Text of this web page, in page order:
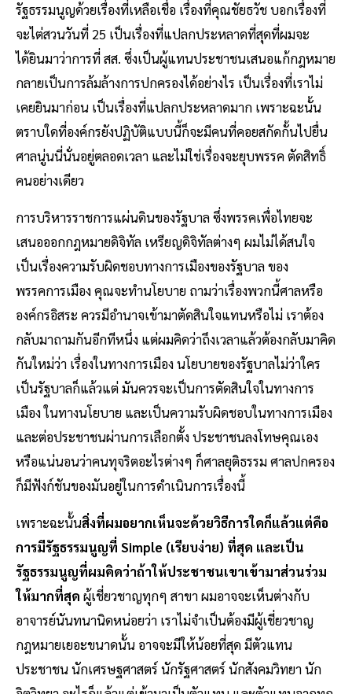
รัฐธรรมนูญด้วยเรื่องที่เหลือเชื่อ เรื่องที่คุณชัยธวัช บอกเรื่องที่
จะไต่สวนวันที่ 25 เป็นเรื่องที่แปลกประหลาดที่สุดที่ผมจะ
ได้ยินมาว่าการที่ สส. ซึ่งเป็นผู้แทนประชาชนเสนอแก้กฎหมาย
กลายเป็นการล้มล้างการปกครองได้อย่างไร เป็นเรื่องที่เราไม่
เคยยินมาก่อน เป็นเรื่องที่แปลกประหลาดมาก เพราะฉะนั้น
ตราบใดที่องค์กรยังปฏิบัติแบบนี้ก็จะมีคนที่คอยสกัดกั้นไปยื่น
ศาลนู่นนี่นั่นอยู่ตลอดเวลา และไม่ใช่เรื่องจะยุบพรรค ตัดสิทธิ์
คนอย่างเดียว
การบริหารราชการแผ่นดินของรัฐบาล ซึ่งพรรคเพื่อไทยจะ
เสนอออกกฎหมายดิจิทัล เหรียญดิจิทัลต่างๆ ผมไม่ได้สนใจ
เป็นเรื่องความรับผิดชอบทางการเมืองของรัฐบาล ของ
พรรคการเมือง คุณจะทำนโยบาย ถามว่าเรื่องพวกนี้ศาลหรือ
องค์กรอิสระ ควรมีอำนาจเข้ามาตัดสินใจแทนหรือไม่ เราต้อง
กลับมาถามกันอีกทีหนึ่ง แต่ผมคิดว่าถึงเวลาแล้วต้องกลับมาคิด
กันใหม่ว่า เรื่องในทางการเมือง นโยบายของรัฐบาลไม่ว่าใคร
เป็นรัฐบาลก็แล้วแต่ มันควรจะเป็นการตัดสินใจในทางการ
เมือง ในทางนโยบาย และเป็นความรับผิดชอบในทางการเมือง
และต่อประชาชนผ่านการเลือกตั้ง ประชาชนลงโทษคุณเอง
หรือแน่นอนว่าคนทุจริตอะไรต่างๆ ก็ศาลยุติธรรม ศาลปกครอง
ก็มีฟังก์ชันของมันอยู่ในการดำเนินการเรื่องนี้
เพราะฉะนั้นสิ่งที่ผมอยากเห็นจะด้วยวิธีการใดก็แล้วแต่คือ
การมีรัฐธรรมนูญที่ Simple (เรียบง่าย) ที่สุด และเป็น
รัฐธรรมนูญที่ผมคิดว่าถ้าให้ประชาชนเขาเข้ามาส่วนร่วม
ให้มากที่สุด ผู้เชี่ยวชาญทุกๆ สาขา ผมอาจจะเห็นต่างกับ
อาจารย์นันทนานิดหน่อยว่า เราไม่จำเป็นต้องมีผู้เชี่ยวชาญ
กฎหมายเยอะขนาดนั้น อาจจะมีให้น้อยที่สุด มีตัวแทน
ประชาชน นักเศรษฐศาสตร์ นักรัฐศาสตร์ นักสังคมวิทยา นัก